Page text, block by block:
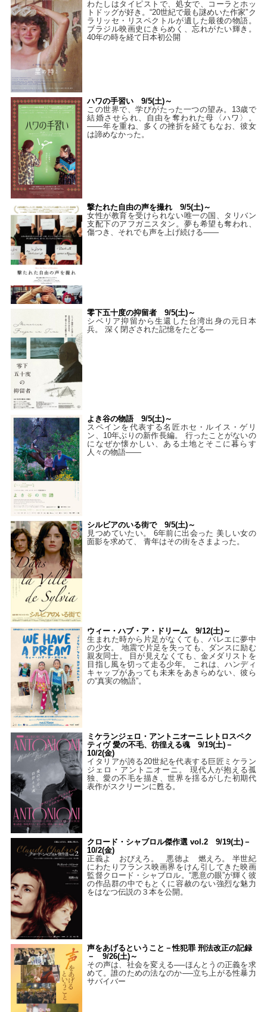
わたしはタイピストで、処⼥で、コーラとホッ
トドッグが好き。“20世紀で最も謎めいた作家”ク
ラリッセ・リスペクトルが遺した最後の物語。
ブラジル映画史にきらめく、忘れがたい輝き。
40年の時を経て⽇本初公開
ハワの手習い 9/5(土)～
この世界で、学びがたった一つの望み。13歳で
結婚させられ、自由を奪われた母〈ハワ〉。
——年を重ね、多くの挫折を経てもなお、彼女
は諦めなかった。
撃たれた自由の声を撮れ 9/5(土)～
女性が教育を受けられない唯一の国、タリバン
支配下のアフガニスタン。夢も希望も奪われ、
傷つき、それでも声を上げ続ける——
零下五十度の抑留者 9/5(土)～
シベリア抑留から生還した台湾出身の元日本
兵。 深く閉ざされた記憶をたどる—
よき谷の物語 9/5(土)～
スペインを代表する名匠ホセ・ルイス・ゲリ
ン、10年ぶりの新作長編。 行ったことがないの
になぜか懐かしい、ある土地とそこに暮らす
人々の物語――
シルビアのいる街で 9/5(土)～
見つめていたい。 6年前に出会った 美しい女の
面影を求めて、 青年はその街をさまよった。
ウィー・ハブ・ア・ドリーム 9/12(土)～
生まれた時から片足がなくても、バレエに夢中
の少女。 地震で片足を失っても、ダンスに励む
親友同士。 目が見えなくても、金メダリストを
目指し風を切って走る少年。 これは、ハンディ
キャップがあっても未来をあきらめない、彼ら
の“真実の物語”。
ミケランジェロ・アントニオーニ レトロスペク
ティヴ 愛の不毛、彷徨える魂 9/19(土)－
10/2(金)
イタリアが誇る20世紀を代表する巨匠ミケラン
ジェロ・アントニオーニ。 現代人が抱える孤
独、愛の不毛を描き、世界を揺るがした初期代
表作がスクリーンに甦る。
クロード・シャブロル傑作選 vol.2 9/19(土)－
10/2(金)
正義よ おびえろ。 悪徳よ 燃えろ。 半世紀
にわたりフランス映画界をけん引してきた映画
監督クロード・シャブロル。“悪意の眼”が輝く彼
の作品群の中でもとくに容赦のない強烈な魅力
をはなつ伝説の３本を公開。
声をあげるということ－性犯罪 刑法改正の記録
－ 9/26(土)～
その声は、社会を変える──ほんとうの正義を求
めて。誰のための法なのか──立ち上がる性暴力
サバイバー